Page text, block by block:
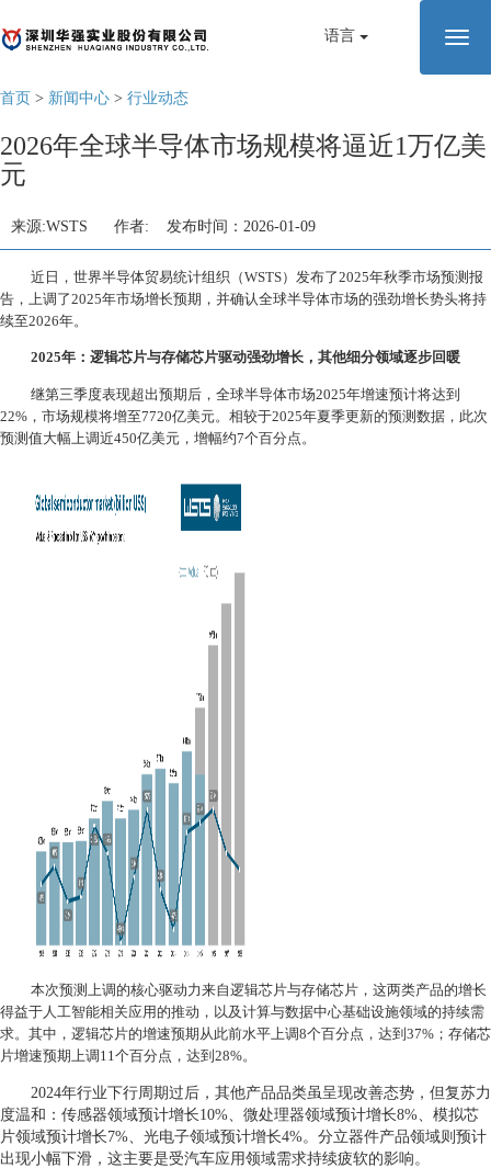
语言
切
首页 > 新闻中心 > 行业动态
2026年全球半导体市场规模将逼近1万亿美
元
来源:WSTS 作者: 发布时间：2026-01-09
近日，世界半导体贸易统计组织（WSTS）发布了2025年秋季市场预测报
告，上调了2025年市场增长预期，并确认全球半导体市场的强劲增长势头将持
续至2026年。
2025年：逻辑芯片与存储芯片驱动强劲增长，其他细分领域逐步回暖
继第三季度表现超出预期后，全球半导体市场2025年增速预计将达到
22% ，市场规模将增至7720亿美元。相较于2025年夏季更新的预测数据，此次
预测值大幅上调近450亿美元，增幅约7个百分点。
本次预测上调的核心驱动力来自逻辑芯片与存储芯片，这两类产品的增长
得益于人工智能相关应用的推动，以及计算与数据中心基础设施领域的持续需
求。其中，逻辑芯片的增速预期从此前水平上调8个百分点，达到 37% ；存储芯
片增速预期上调 11个百分点，达到 28%。
2024年行业下行周期过后，其他产品品类虽呈现改善态势，但复苏力
度温和：传感器领域预计增长10% 、微处理器领域预计增长8% 、模拟芯
片领域预计增长7% 、光电子领域预计增长4%。分立器件产品领域则预计
出现小幅下滑，这主要是受汽车应用领域需求持续疲软的影响。